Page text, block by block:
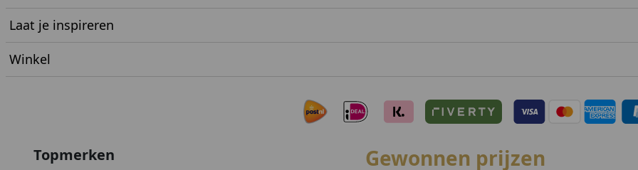
Laat je inspireren
Winkel
Topmerken Gewonnen prijzen